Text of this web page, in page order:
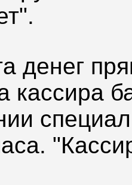
денег
кассира